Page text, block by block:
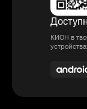
КИОН в